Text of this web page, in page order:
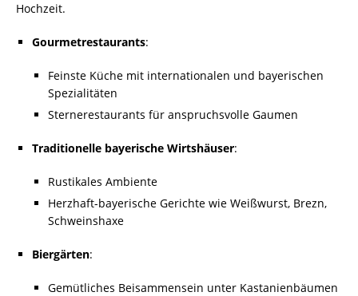
Hochzeit.
Gourmetrestaurants:
Feinste Küche mit internationalen und bayerischen
Spezialitäten
Sternerestaurants für anspruchsvolle Gaumen
Traditionelle bayerische Wirtshäuser:
Rustikales Ambiente
Herzhaft-bayerische Gerichte wie Weißwurst, Brezn,
Schweinshaxe
Biergärten:
Gemütliches Beisammensein unter Kastanienbäumen